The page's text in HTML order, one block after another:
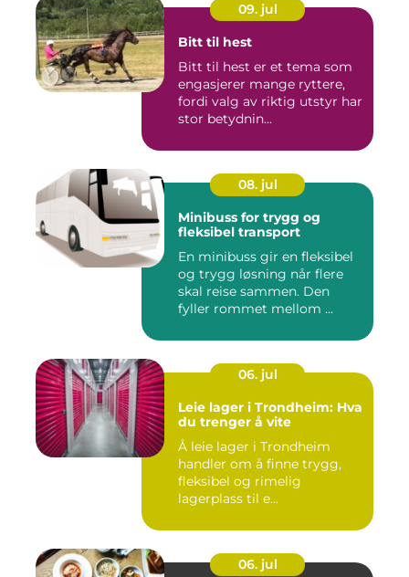
09. jul
Bitt til hest
Bitt til hest er et tema som
engasjerer mange ryttere,
fordi valg av riktig utstyr har
stor betydnin...
08. jul
Minibuss for trygg og
fleksibel transport
En minibuss gir en fleksibel
og trygg løsning når flere
skal reise sammen. Den
fyller rommet mellom ...
06. jul
Leie lager i Trondheim: Hva
du trenger å vite
Å leie lager i Trondheim
handler om å finne trygg,
fleksibel og rimelig
lagerplass til e...
06. jul